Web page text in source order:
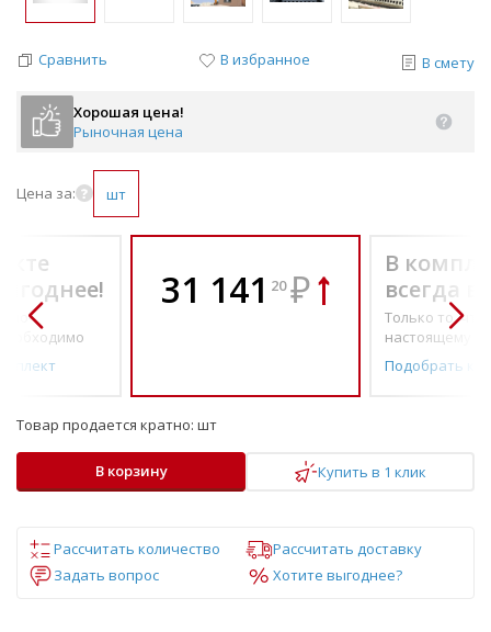
Сравнить В избранное В смету
Хорошая цена!
Рыночная цена
Цена за: шт
по-
31 141 20 ₽
В
всегда
Только то, что
настоящему
Подобрать
Товар продается кратно: шт
В корзину Купить в 1 клик
Рассчитать количество
Рассчитать доставку
Задать вопрос
Хотите выгоднее?